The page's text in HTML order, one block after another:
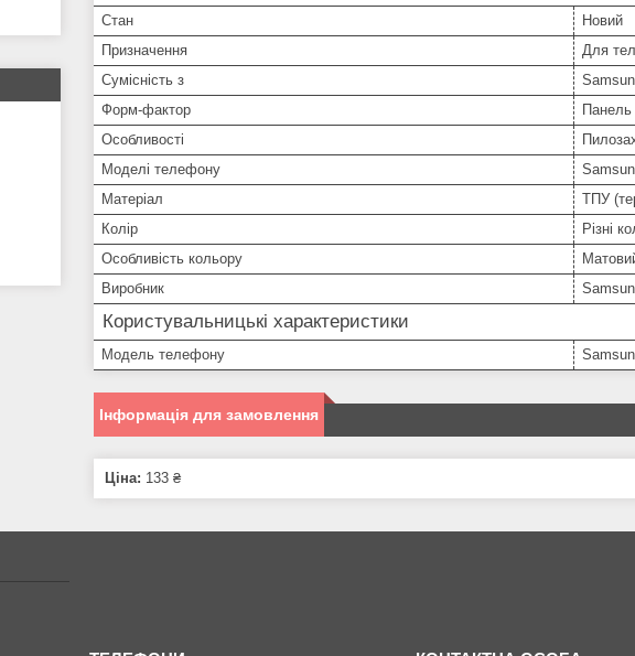
Стан
Новий
Призначення
Для
Сумісність з
Форм-фактор
Панель
Особливості
Моделі телефону
Матеріал
ТПУ
Колір
Різні
Особливість кольору
Виробник
Користувальницькі характеристики
Модель телефону
Інформація для замовлення
Ціна: 133 ₴